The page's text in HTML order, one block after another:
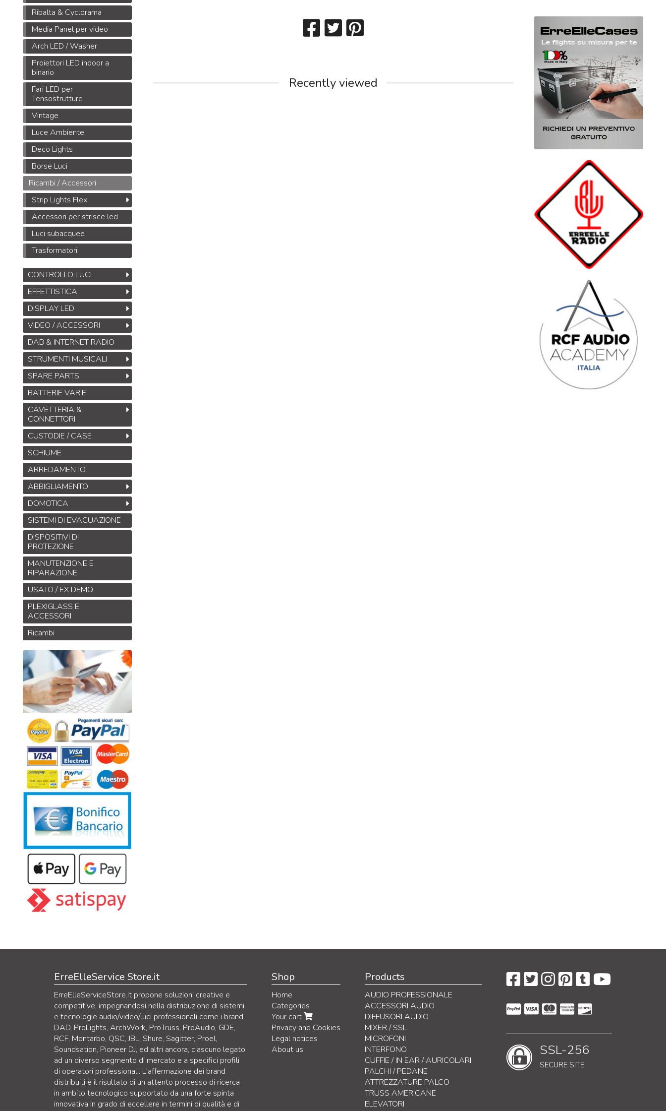
Recently viewed
Ribalta & Cyclorama
Media Panel per video
Arch LED / Washer
Proiettori LED indoor a
binario
Fari LED per
Tensostrutture
Vintage
Luce Ambiente
Deco Lights
Borse Luci
Ricambi / Accessori
Strip Lights Flex
Accessori per strisce led
Luci subacquee
Trasformatori
CONTROLLO LUCI
EFFETTISTICA
DISPLAY LED
VIDEO / ACCESSORI
DAB & INTERNET RADIO
STRUMENTI MUSICALI
SPARE PARTS
BATTERIE VARIE
CAVETTERIA &
CONNETTORI
CUSTODIE / CASE
SCHIUME
ARREDAMENTO
ABBIGLIAMENTO
DOMOTICA
SISTEMI DI EVACUAZIONE
DISPOSITIVI DI
PROTEZIONE
MANUTENZIONE E
RIPARAZIONE
USATO / EX DEMO
PLEXIGLASS E
ACCESSORI
Ricambi
ErreElleService Store.it
ErreElleServiceStore.it propone soluzioni creative e
competitive, impegnandosi nella distribuzione di sistemi
e tecnologie audio/video/luci professionali come i brand
DAD, ProLights, ArchWork, ProTruss, ProAudio, GDE,
RCF, Montarbo, QSC, JBL, Shure, Sagitter, Proel,
Soundsation, Pioneer DJ, ed altri ancora, ciascuno legato
ad un diverso segmento di mercato e a specifici profili
di operatori professionali. L'affermazione dei brand
distribuiti è il risultato di un attento processo di ricerca
in ambito tecnologico supportato da una forte spinta
innovativa in grado di eccellere in termini di qualità e di
Shop
Home
Categories
Your cart
Privacy and Cookies
Legal notices
About us
Products
AUDIO PROFESSIONALE
ACCESSORI AUDIO
DIFFUSORI AUDIO
MIXER / SSL
MICROFONI
INTERFONO
CUFFIE / IN EAR / AURICOLARI
PALCHI / PEDANE
ATTREZZATURE PALCO
TRUSS AMERICANE
ELEVATORI
SSL-256
SECURE SITE